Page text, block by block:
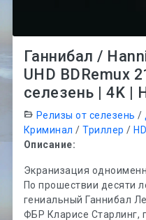
Ганнибал /
UHD BDRemux
селезень | 4K |
Релизы от селезень /
Криминал /Триллер /
Описание:
Экранизация
По прошествии десяти
гениальный Ганнибал
ФБР Кларисе Старлинг,